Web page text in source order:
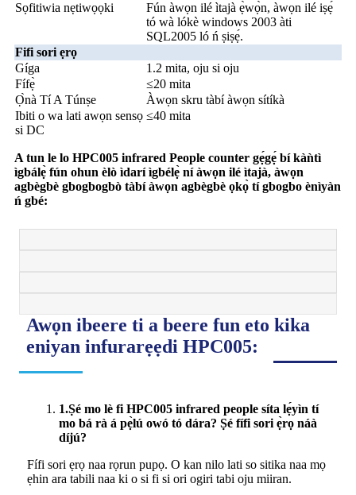
Sọfitiwia nẹtiwọọki
Fún àwọn ilé ìtajà ẹ̀wọ̀n, àwọn ilé iṣẹ́
tó wà lókè windows 2003 àti
SQL2005 ló ń ṣiṣẹ́.
Fifi sori ẹrọ
Gíga
1.2 mita, oju si oju
Fífẹ̀
≤20 mita
Ọ̀nà Tí A Túnṣe
Àwọn skru tàbí àwọn sítíkà
Ibiti o wa lati awọn sensọ
si DC
≤40 mita
A tun le lo HPC005 infrared People counter gẹ́gẹ́ bí kàǹtì
ìgbálẹ̀ fún ohun èlò ìdarí ìgbélẹ̀ ní àwọn ilé ìtajà, àwọn
agbègbè gbogbogbò tàbí àwọn agbègbè ọkọ̀ tí gbogbo ènìyàn
ń gbé:
Awọn ibeere ti a beere fun eto kika
eniyan infurarẹẹdi HPC005:
1.Ṣé mo lè fi HPC005 infrared people síta lẹ́yìn tí
mo bá rà á pẹ̀lú owó tó dára? Ṣé fífi sori ẹ̀rọ náà
díjú?
Fífi sori ẹrọ naa rọrun pupọ. O kan nilo lati so sitika naa mọ
ẹhin ara tabili naa ki o si fi si ori ogiri tabi oju miiran.